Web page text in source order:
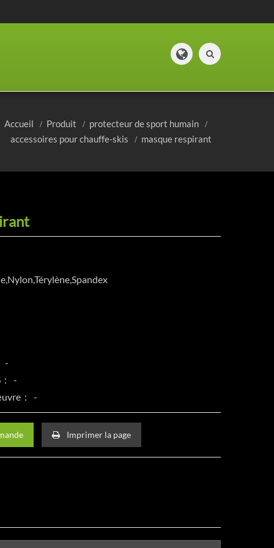
Accueil Produit
protecteur de sport humain
accessoires pour chauffe-skis
masque respirant
：
Imprimer la page